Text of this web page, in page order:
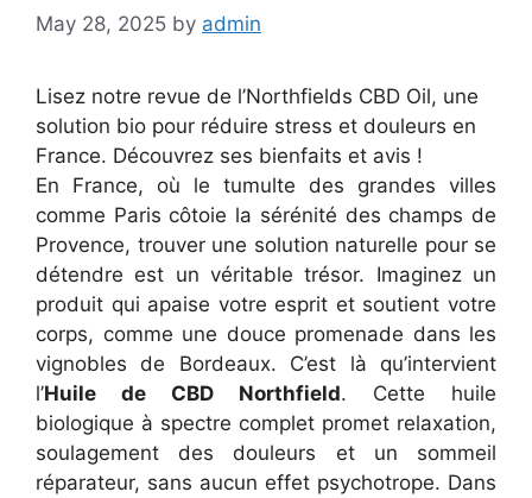
May 28, 2025 by admin
Lisez notre revue de l’Northfields CBD Oil, une
solution bio pour réduire stress et douleurs en
France. Découvrez ses bienfaits et avis !
En France, où le tumulte des grandes villes
comme Paris côtoie la sérénité des champs de
Provence, trouver une solution naturelle pour se
détendre est un véritable trésor. Imaginez un
produit qui apaise votre esprit et soutient votre
corps, comme une douce promenade dans les
vignobles de Bordeaux. C’est là qu’intervient
l’Huile de CBD Northfield. Cette huile
biologique à spectre complet promet relaxation,
soulagement des douleurs et un sommeil
réparateur, sans aucun effet psychotrope. Dans